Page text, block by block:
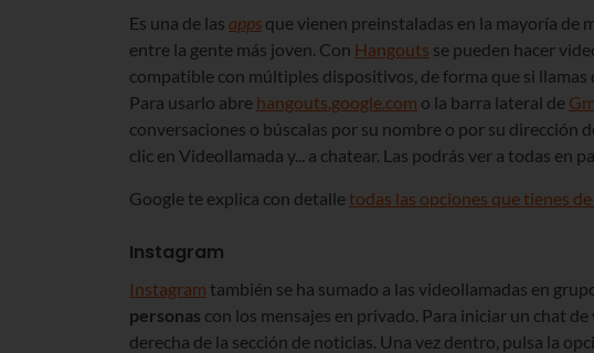
Es una de las apps que vienen preinstaladas en la mayoría de
entre la gente más joven. Con Hangouts se pueden hacer
compatible con múltiples dispositivos, de forma que si llamas
Para usarlo abre hangouts.google.com o la barra lateral de
conversaciones o búscalas por su nombre o por su dirección
clic en Videollamada y... a chatear. Las podrás ver a todas en
Google te explica con detalletodas las opciones que tienes
Instagram
Instagram también se ha sumado a las videollamadas en
personas con los mensajes en privado. Para iniciar un chat
derecha de la sección de noticias. Una vez dentro, pulsa la